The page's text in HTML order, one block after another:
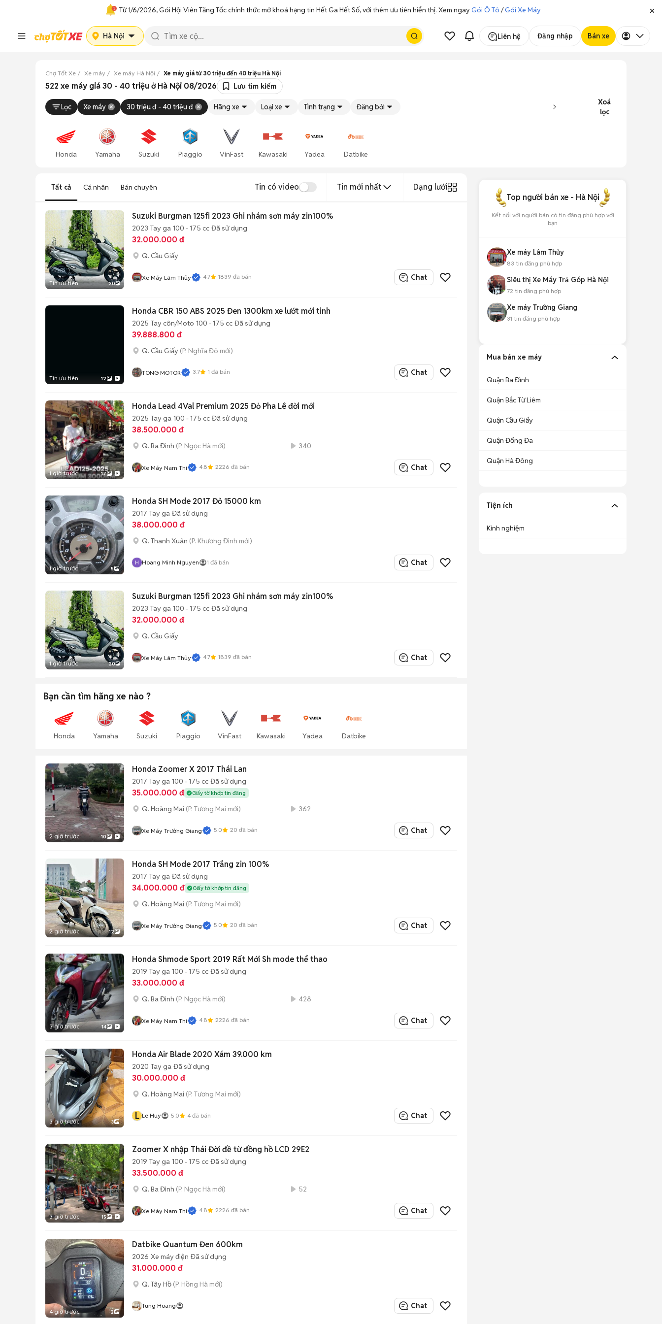
Từ 1/6/2026, Gói Hội Viên Tăng Tốc chính thức mở khoá hạng tin Hết Ga Hết Số, với thêm ưu tiên hiển thị. Xem ngayGói Ô Tô /Gói Xe Máy
Hà Nội Liên hệ Đăng nhập Bán xe
Chợ Tốt Xe Xe máy Xe máy Hà Nội Xe máy giá từ 30 triệu đến 40 triệu Hà Nội
522 xe máy giá 30 - 40 triệu ở Hà Nội 08/2026 Lưu tìm kiếm
Lọc Xe máy 30 triệu đ - 40 triệu đ Hãng xe Loại xe Tình trạng Đăng bởi
Xoá
lọc
Honda Yamaha Suzuki Piaggio VinFast Kawasaki Yadea Datbike
Tất cả Cá nhân Bán chuyên Tin có video Tin mới nhất Dạng lưới
Tin ưu tiên 20
Suzuki Burgman 125fi 2023 Ghi nhám sơn máy zin100%
2023 Tay ga 100 - 175 cc Đã sử dụng
32.000.000 đ
Q. Cầu Giấy
Xe Máy Lâm Thủy 4.7 1839 đã bán Chat
Tin ưu tiên 12
Honda CBR 150 ABS 2025 Đen 1300km xe lướt mới tinh
2025 Tay côn/Moto 100 - 175 cc Đã sử dụng
39.888.800 đ
Q. Cầu Giấy (P. Nghĩa Đô mới)
TONG MOTOR 3.7 1 đã bán Chat
1 giờ trước 17
Honda Lead 4Val Premium 2025 Đỏ Pha Lê đời mới
2025 Tay ga 100 - 175 cc Đã sử dụng
38.500.000 đ
Q. Ba Đình (P. Ngọc Hà mới) 340
Xe Máy Nam Thi 4.8 2226 đã bán Chat
1 giờ trước 5
Honda SH Mode 2017 Đỏ 15000 km
2017 Tay ga Đã sử dụng
38.000.000 đ
Q. Thanh Xuân (P. Khương Đình mới)
Hoang Minh Nguyen 1 đã bán Chat
1 giờ trước 20
Suzuki Burgman 125fi 2023 Ghi nhám sơn máy zin100%
2023 Tay ga 100 - 175 cc Đã sử dụng
32.000.000 đ
Q. Cầu Giấy
Xe Máy Lâm Thủy 4.7 1839 đã bán Chat
Bạn cần tìm hãng xe nào ?
Honda Yamaha Suzuki Piaggio VinFast Kawasaki Yadea Datbike
2 giờ trước 10
Honda Zoomer X 2017 Thái Lan
2017 Tay ga 100 - 175 cc Đã sử dụng
35.000.000 đ Giấy tờ khớp tin đăng
Q. Hoàng Mai (P. Tương Mai mới) 362
Xe Máy Trường Giang 5.0 20 đã bán Chat
2 giờ trước 12
Honda SH Mode 2017 Trắng zin 100%
2017 Tay ga Đã sử dụng
34.000.000 đ Giấy tờ khớp tin đăng
Q. Hoàng Mai (P. Tương Mai mới)
Xe Máy Trường Giang 5.0 20 đã bán Chat
3 giờ trước 14
Honda Shmode Sport 2019 Rất Mới Sh mode thể thao
2019 Tay ga 100 - 175 cc Đã sử dụng
33.000.000 đ
Q. Ba Đình (P. Ngọc Hà mới) 428
Xe Máy Nam Thi 4.8 2226 đã bán Chat
3 giờ trước 3
Honda Air Blade 2020 Xám 39.000 km
2020 Tay ga Đã sử dụng
30.000.000 đ
Q. Hoàng Mai (P. Tương Mai mới)
L Le Huy 5.0 4 đã bán Chat
3 giờ trước 15
Zoomer X nhập Thái Đời đề từ đồng hồ LCD 29E2
2019 Tay ga 100 - 175 cc Đã sử dụng
33.500.000 đ
Q. Ba Đình (P. Ngọc Hà mới) 52
Xe Máy Nam Thi 4.8 2226 đã bán Chat
4 giờ trước 2
Datbike Quantum Đen 600km
2026 Xe máy điện Đã sử dụng
31.000.000 đ
Q. Tây Hồ (P. Hồng Hà mới)
Tung Hoang Chat
Top người bán xe - Hà Nội
Kết nối với người bán có tin đăng phù hợp với
bạn
Xe máy Lâm Thủy
83 tin đăng phù hợp
Siêu thị Xe Máy Trả Góp Hà Nội
72 tin đăng phù hợp
Xe máy Trường Giang
31 tin đăng phù hợp
Mua bán xe máy
Quận Ba Đình
Quận Bắc Từ Liêm
Quận Cầu Giấy
Quận Đống Đa
Quận Hà Đông
Tiện ích
Kinh nghiệm